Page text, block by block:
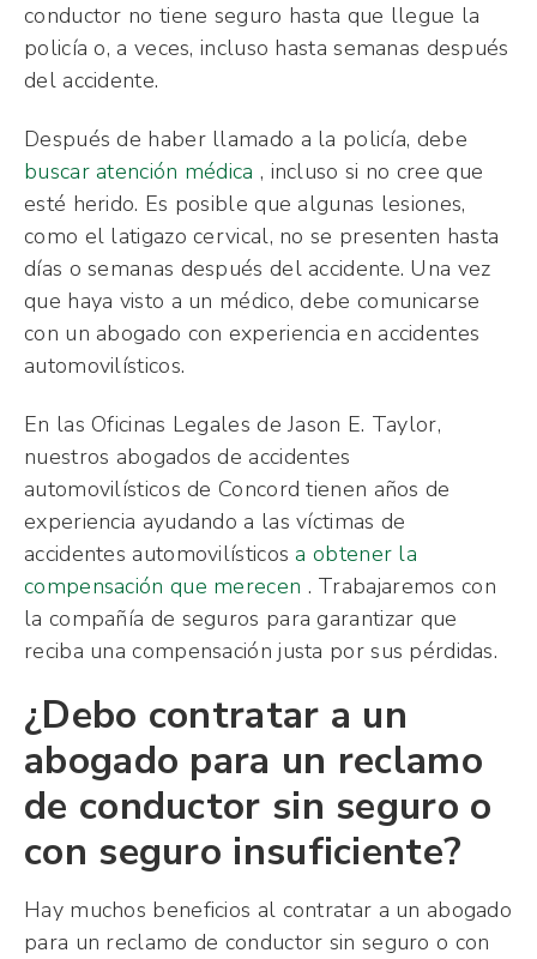
conductor no tiene seguro hasta que llegue la
policía o, a veces, incluso hasta semanas después
del accidente.
Después de haber llamado a la policía, debe
buscar atención médica , incluso si no cree que
esté herido. Es posible que algunas lesiones,
como el latigazo cervical, no se presenten hasta
días o semanas después del accidente. Una vez
que haya visto a un médico, debe comunicarse
con un abogado con experiencia en accidentes
automovilísticos.
En las Oficinas Legales de Jason E. Taylor,
nuestros abogados de accidentes
automovilísticos de Concord tienen años de
experiencia ayudando a las víctimas de
accidentes automovilísticosa obtener la
compensación que merecen . Trabajaremos con
la compañía de seguros para garantizar que
reciba una compensación justa por sus pérdidas.
¿Debo contratar a un
abogado para un reclamo
de conductor sin seguro o
con seguro insuficiente?
Hay muchos beneficios al contratar a un abogado
para un reclamo de conductor sin seguro o con